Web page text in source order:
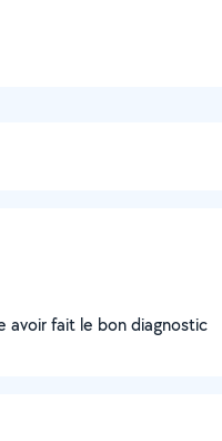
avoir fait le bon diagnostic